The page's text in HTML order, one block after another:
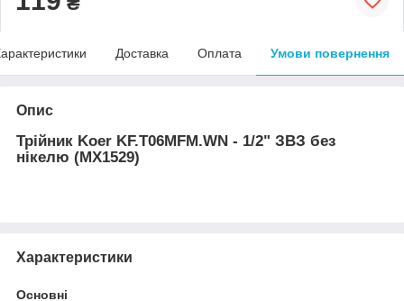
Доставка Оплата Умови повернення
Опис
Трійник Koer KF.T06MFM.WN - 1/2" ЗВЗ без
нікелю (MX1529)
Характеристики
Основні